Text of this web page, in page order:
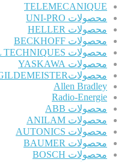
TELEMECANIQUE
محصولات UNI-PRO
محصولات HELLER
محصولات BECKHOFF
محصولات CONTROL TECHNIQUES
محصولات YASKAWA
محصولاتGILDEMEISTER
Allen Bradley
Radio-Energie
محصولات ABB
محصولات ANILAM
محصولات AUTONICS
محصولات BAUMER
محصولات BOSCH